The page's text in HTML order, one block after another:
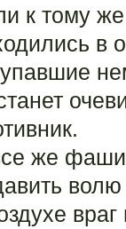
к тому
в
же